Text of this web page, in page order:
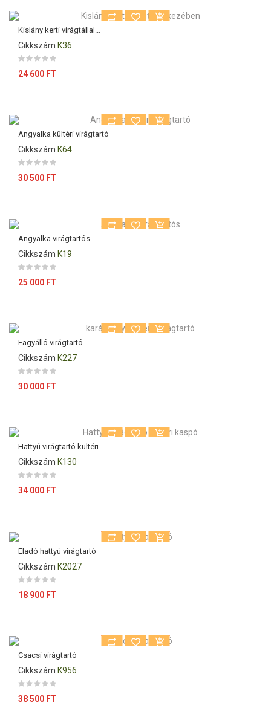
Kislány kerti virágtállal...
Cikkszám K36
Ár
24 600 FT
Angyalka kültéri virágtartó
Cikkszám K64
Ár
30 500 FT
Angyalka virágtartós
Cikkszám K19
Ár
25 000 FT
Fagyálló virágtartó...
Cikkszám K227
Ár
30 000 FT
Hattyú virágtartó kültéri...
Cikkszám K130
Ár
34 000 FT
Eladó hattyú virágtartó
Cikkszám K2027
Ár
18 900 FT
Csacsi virágtartó
Cikkszám K956
Ár
38 500 FT